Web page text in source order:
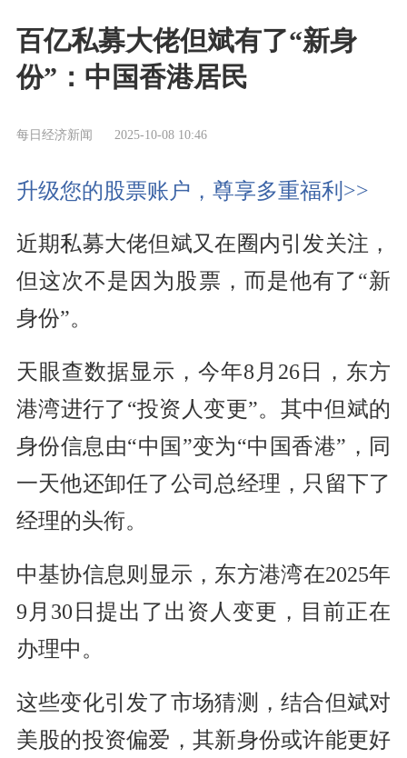
百亿私募大佬但斌有了“新身
份”：中国香港居民
每日经济新闻 2025-10-08 10:46
升级您的股票账户，尊享多重福利>>
近期私募大佬但斌又在圈内引发关注，
但这次不是因为股票，而是他有了“新
身份”。
天眼查数据显示，今年8月26日，东方
港湾进行了“投资人变更”。其中但斌的
身份信息由“中国”变为“中国香港”，同
一天他还卸任了公司总经理，只留下了
经理的头衔。
中基协信息则显示，东方港湾在2025年
9月30日提出了出资人变更，目前正在
办理中。
这些变化引发了市场猜测，结合但斌对
美股的投资偏爱，其新身份或许能更好